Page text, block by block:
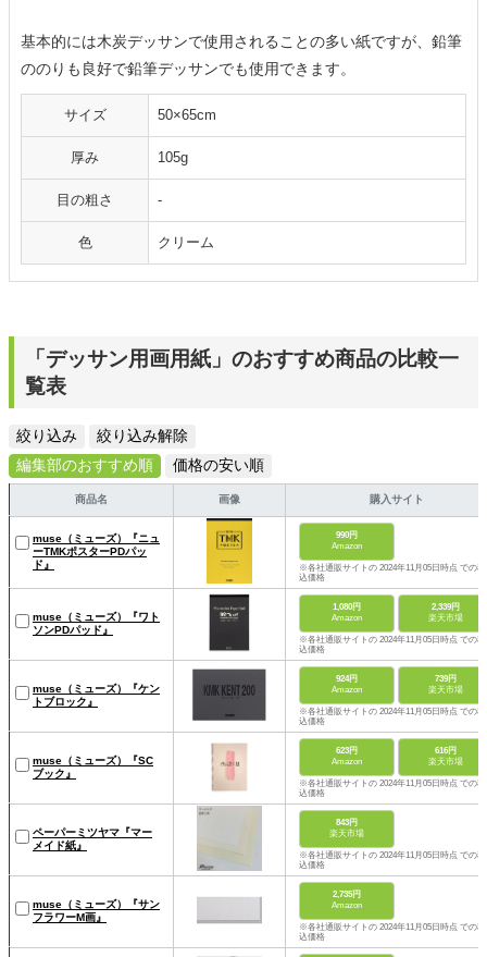
基本的には木炭デッサンで使用されることの多い紙ですが、鉛筆
ののりも良好で鉛筆デッサンでも使用できます。
サイズ 50×65cm
厚み 105g
目の粗さ ‐
色 クリーム
「デッサン用画用紙」のおすすめ商品の比較一
覧表
絞り込み
絞り込み解除
編集部のおすすめ順
価格の安い順
商品名 画像 購入サイト
muse（ミューズ）『ニュ
ーTMKポスターPDパッ
ド』
990円
Amazon
※各社通販サイトの 2024年11月05日時点 での税
込価格
muse（ミューズ）『ワト
ソンPDパッド』
1,080円
Amazon
2,339円
楽天市場
※各社通販サイトの 2024年11月05日時点 での税
込価格
muse（ミューズ）『ケン
トブロック』
924円
Amazon
739円
楽天市場
※各社通販サイトの 2024年11月05日時点 での税
込価格
muse（ミューズ）『SC
ブック』
623円
Amazon
616円
楽天市場
※各社通販サイトの 2024年11月05日時点 での税
込価格
ペーパーミツヤマ『マー
メイド紙』
843円
楽天市場
※各社通販サイトの 2024年11月05日時点 での税
込価格
muse（ミューズ）『サン
フラワーM画』
2,735円
Amazon
※各社通販サイトの 2024年11月05日時点 での税
込価格